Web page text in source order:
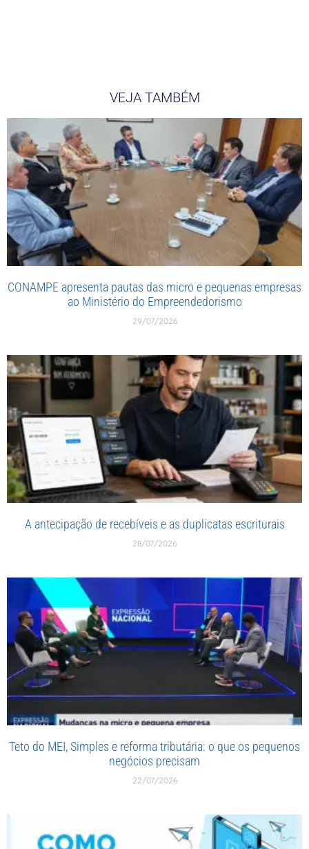
VEJA TAMBÉM
CONAMPE apresenta pautas das micro e pequenas empresas
ao Ministério do Empreendedorismo
29/07/2026
A antecipação de recebíveis e as duplicatas escriturais
28/07/2026
Teto do MEI, Simples e reforma tributária: o que os pequenos
negócios precisam
22/07/2026